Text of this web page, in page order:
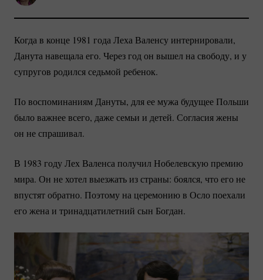
Когда в конце 1981 года Леха Валенсу интернировали,
Данута навещала его. Через год он вышел на свободу, и у
супругов родился седьмой ребенок.
По воспоминаниям Дануты, для ее мужа будущее Польши
было важнее всего, даже семьи и детей. Согласия жены
он не спрашивал.
В 1983 году Лех Валенса получил Нобелевскую премию
мира. Он не хотел выезжать из страны: боялся, что его не
впустят обратно. Поэтому на церемонию в Осло поехали
его жена и тринадцатилетний сын Богдан.